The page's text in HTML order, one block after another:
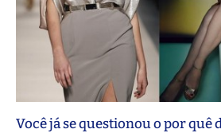
Você já se questionou o por quê